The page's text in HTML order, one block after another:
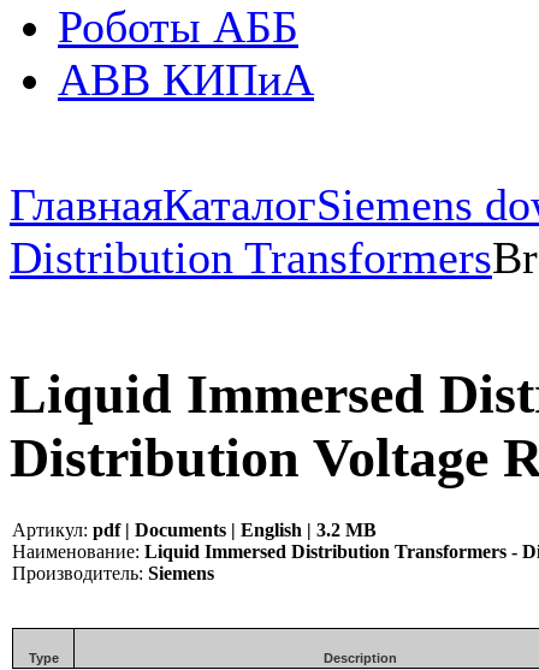
Роботы АББ
ABB КИПиА
ГлавнаяКаталогSiemens
Distribution Transformers
Liquid Immersed
Distribution Voltage
Артикул: pdf | Documents | English | 3.2 MB
Наименование: Liquid Immersed Distribution Transformers -
Производитель: Siemens
Type Description